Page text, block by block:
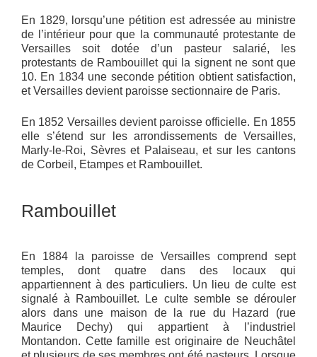
En 1829, lorsqu’une pétition est adressée au ministre
de l’intérieur pour que la communauté protestante de
Versailles soit dotée d’un pasteur salarié, les
protestants de Rambouillet qui la signent ne sont que
10. En 1834 une seconde pétition obtient satisfaction,
et Versailles devient paroisse sectionnaire de Paris.
En 1852 Versailles devient paroisse officielle. En 1855
elle s’étend sur les arrondissements de Versailles,
Marly-le-Roi, Sèvres et Palaiseau, et sur les cantons
de Corbeil, Etampes et Rambouillet.
Rambouillet
En 1884 la paroisse de Versailles comprend sept
temples, dont quatre dans des locaux qui
appartiennent à des particuliers. Un lieu de culte est
signalé à Rambouillet. Le culte semble se dérouler
alors dans une maison de la rue du Hazard (rue
Maurice Dechy) qui appartient à l’industriel
Montandon. Cette famille est originaire de Neuchâtel